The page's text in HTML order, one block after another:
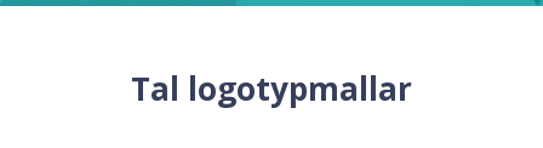
Tal logotypmallar